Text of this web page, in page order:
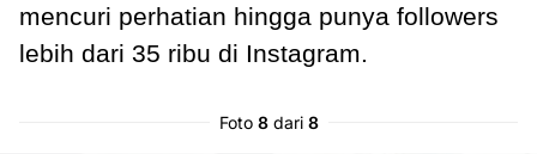
mencuri perhatian hingga punya followers
lebih dari 35 ribu di Instagram.
Foto 8dari 8